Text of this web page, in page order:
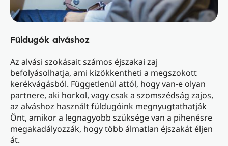
Füldugók alváshoz
Az alvási szokásait számos éjszakai zaj
befolyásolhatja, ami kizökkentheti a megszokott
kerékvágásból. Függetlenül attól, hogy van-e olyan
partnere, aki horkol, vagy csak a szomszédság zajos,
az alváshoz használt füldugóink megnyugtathatják
Önt, amikor a legnagyobb szüksége van a pihenésre
megakadályozzák, hogy több álmatlan éjszakát éljen
át.